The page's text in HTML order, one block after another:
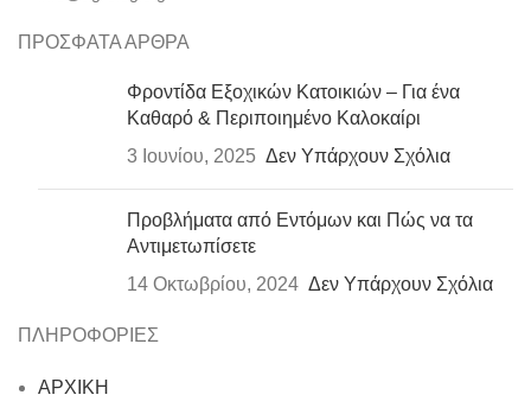
ΠΡΟΣΦΑΤΑ ΑΡΘΡΑ
Φροντίδα Εξοχικών Κατοικιών – Για ένα
Καθαρό & Περιποιημένο Καλοκαίρι
3 Ιουνίου, 2025 Δεν Υπάρχουν Σχόλια
Προβλήματα από Εντόμων και Πώς να τα
Αντιμετωπίσετε
14 Οκτωβρίου, 2024 Δεν Υπάρχουν Σχόλια
ΠΛΗΡΟΦΟΡΙΕΣ
ΑΡΧΙΚΗ